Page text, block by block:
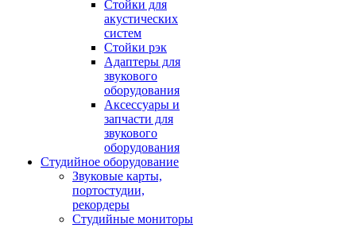
Стойки для
акустических
систем
Стойки рэк
Адаптеры для
звукового
оборудования
Аксессуары и
запчасти для
звукового
оборудования
Студийное оборудование
Звуковые карты,
портостудии,
рекордеры
Студийные мониторы